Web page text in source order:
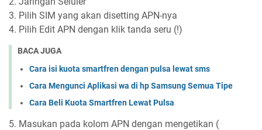
3. Pilih SIM yang akan disetting APN-nya
4. Pilih Edit APN dengan klik tanda seru (!)
BACA JUGA
Cara isi kuota smartfren dengan pulsa lewat sms
Cara Mengunci Aplikasi wa di hp Samsung Semua Tipe
Cara Beli Kuota Smartfren Lewat Pulsa
5. Masukan pada kolom APN dengan mengetikan (